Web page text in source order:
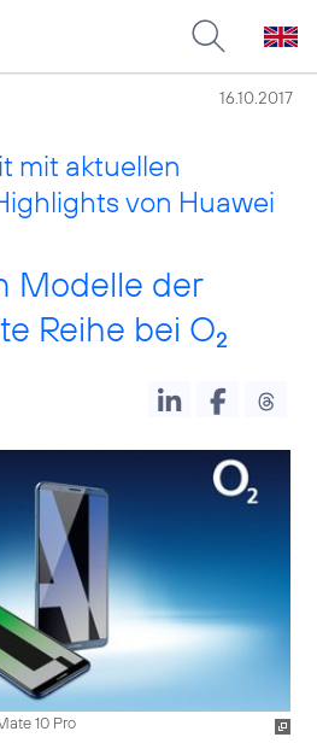
16.10.2017
mit aktuellen
von Huawei
Modelle der
Reihe bei O2
10 Pro